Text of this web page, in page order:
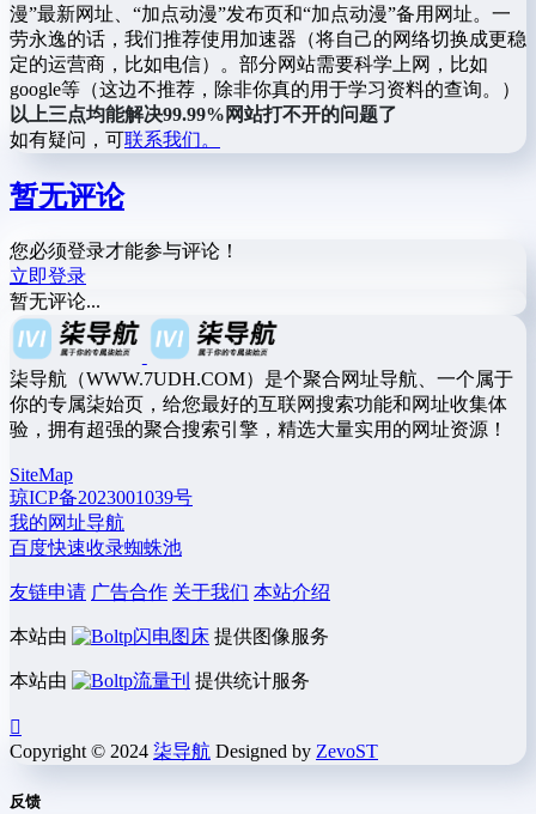
漫”最新网址、“加点动漫”发布页和“加点动漫”备用网址。一
劳永逸的话，我们推荐使用加速器（将自己的网络切换成更稳
定的运营商，比如电信）。部分网站需要科学上网，比如
google等（这边不推荐，除非你真的用于学习资料的查询。）
以上三点均能解决99.99%网站打不开的问题了
如有疑问，可联系我们。
暂无评论
您必须登录才能参与评论！
立即登录
暂无评论...
柒导航（WWW.7UDH.COM）是个聚合网址导航、一个属于
你的专属柒始页，给您最好的互联网搜索功能和网址收集体
验，拥有超强的聚合搜索引擎，精选大量实用的网址资源！
SiteMap
琼ICP备2023001039号
我的网址导航
百度快速收录蜘蛛池
友链申请 广告合作 关于我们 本站介绍
本站由 闪电图床 提供图像服务
本站由 流量刊 提供统计服务
Copyright © 2024 柒导航 Designed by ZevoST
反馈